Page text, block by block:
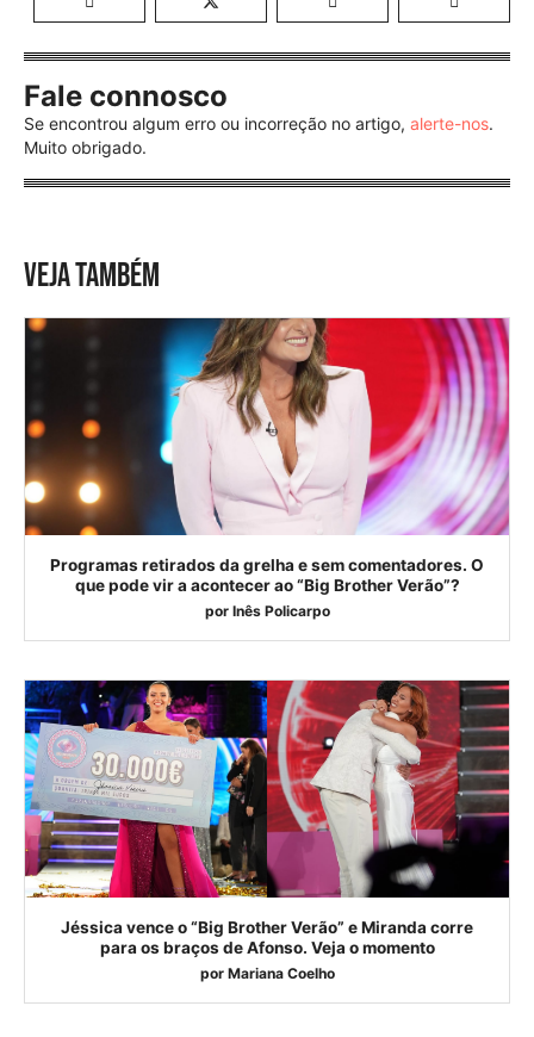
Fale connosco
Se encontrou algum erro ou incorreção no artigo, alerte-nos.
Muito obrigado.
VEJA TAMBÉM
Programas retirados da grelha e sem comentadores. O
que pode vir a acontecer ao “Big Brother Verão”?
por Inês Policarpo
Jéssica vence o “Big Brother Verão” e Miranda corre
para os braços de Afonso. Veja o momento
por Mariana Coelho